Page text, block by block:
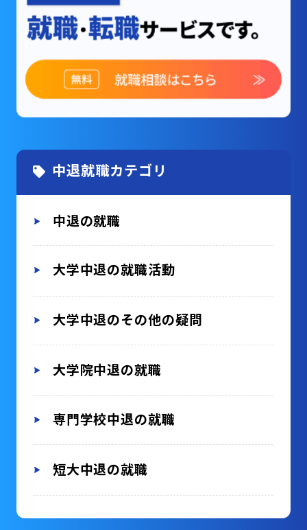
中退就職カテゴリ
中退の就職
大学中退の就職活動
大学中退のその他の疑問
大学院中退の就職
専門学校中退の就職
短大中退の就職